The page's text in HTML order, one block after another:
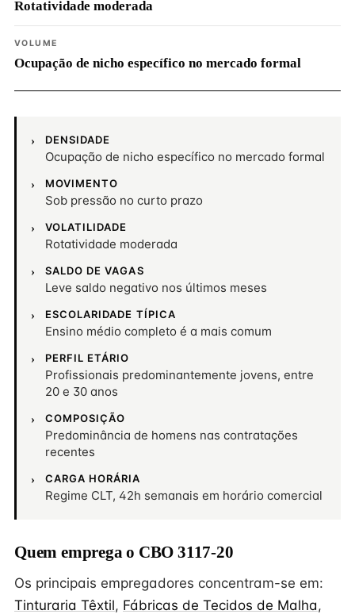
Rotatividade moderada
VOLUME
Ocupação de nicho específico no mercado formal
DENSIDADE
Ocupação de nicho específico no mercado formal
MOVIMENTO
Sob pressão no curto prazo
VOLATILIDADE
Rotatividade moderada
SALDO DE VAGAS
Leve saldo negativo nos últimos meses
ESCOLARIDADE TÍPICA
Ensino médio completo é a mais comum
PERFIL ETÁRIO
Profissionais predominantemente jovens, entre
20 e 30 anos
COMPOSIÇÃO
Predominância de homens nas contratações
recentes
CARGA HORÁRIA
Regime CLT, 42h semanais em horário comercial
Quem emprega o CBO 3117-20
Os principais empregadores concentram-se em:
Tinturaria Têxtil, Fábricas de Tecidos de Malha,